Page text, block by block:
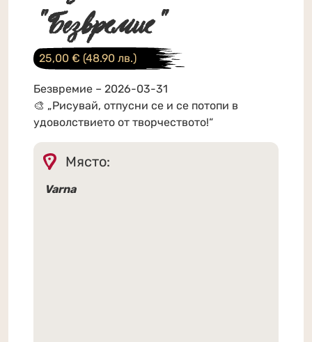
"Безвремие"
25,00 € (48.90 лв.)
Безвремие – 2026-03-31
🎨 „Рисувай, отпусни се и се потопи в
удоволствието от творчеството!“
Място:
Varna